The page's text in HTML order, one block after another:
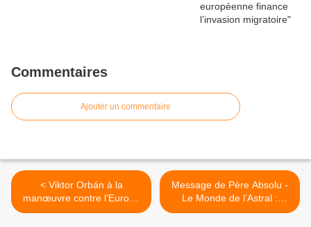
Commentaires
Ajouter un commentaire
< Viktor Orbán à la
manœuvre contre l’Europe
anti-démocratique
Message de Père Absolu -
Le Monde de l’Astral :
Préservez votre caractère